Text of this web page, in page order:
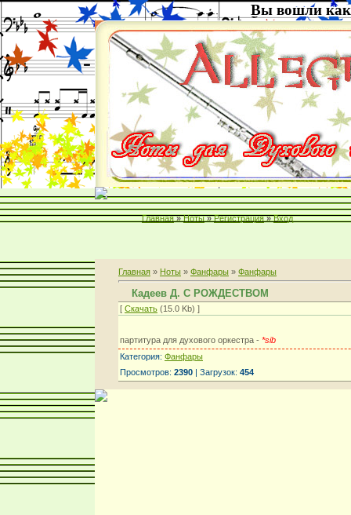
Вы вошли как
Главная » Ноты » Регистрация » Вход
Главная » Ноты » Фанфары » Фанфары
Кадеев Д. С РОЖДЕСТВОМ
[ Скачать (15.0 Kb) ]
партитура для духового оркестра - *sib
Категория: Фанфары
Просмотров: 2390 | Загрузок: 454